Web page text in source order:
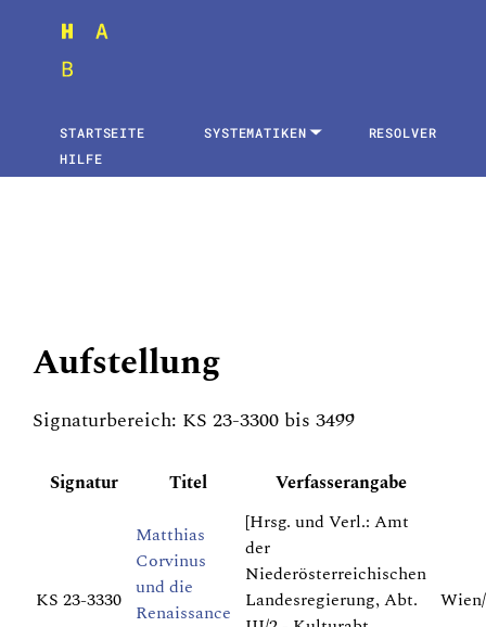
STARTSEITE SYSTEMATIKEN
RESOLVER
HILFE
Aufstellung
Signaturbereich: KS 23-3300 bis 3499
Signatur Titel Verfasserangabe
KS 23-3330
Matthias
Corvinus
und die
Renaissance
[Hrsg. und Verl.: Amt
der
Niederösterreichischen
Landesregierung, Abt.